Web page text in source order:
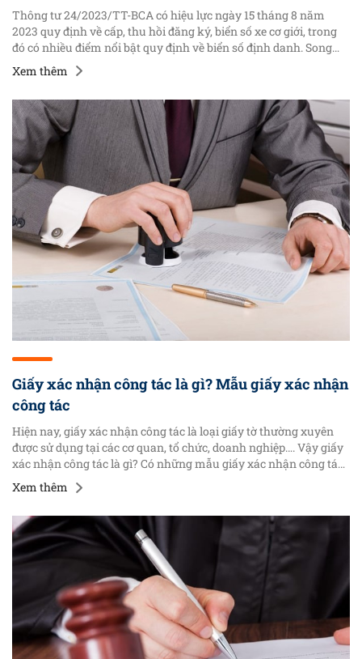
Thông tư 24/2023/TT-BCA có hiệu lực ngày 15 tháng 8 năm
2023 quy định về cấp, thu hồi đăng ký, biển số xe cơ giới, trong
đó có nhiều điểm nổi bật quy định về biển số định danh. Song
hiện nay, nhiều bạn đọc vẫn chưa hiểu rõ quy định về biển số
định danh là gì, thủ tục cấp, đăng ký biển số xe định danh ra sao.
số định danh thông qua bài viết dưới đây.
Xem thêm
Giấy xác nhận công tác là gì? Mẫu giấy xác nhận
công tác
Hiện nay, giấy xác nhận công tác là loại giấy tờ thường xuyên
được sử dụng tại các cơ quan, tổ chức, doanh nghiệp…. Vậy giấy
xác nhận công tác là gì? Có những mẫu giấy xác nhận công tác
nào thường được sử dụng hiện nay? Chúng ta sẽ cùng nhau tìm
hiểu trong bài viết sau đây:
Xem thêm